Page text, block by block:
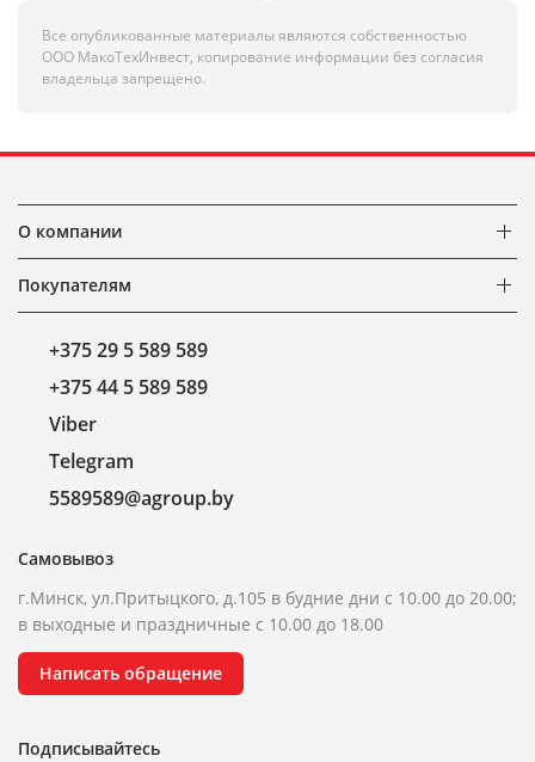
Все опубликованные материалы являются собственностью
ООО МакоТехИнвест, копирование информации без согласия
владельца запрещено.
О компании
Покупателям
+375 29 5 589 589
+375 44 5 589 589
Viber
Telegram
5589589@agroup.by
Самовывоз
г.Минск, ул.Притыцкого, д.105 в будние дни с 10.00 до 20.00;
в выходные и праздничные с 10.00 до 18.00
Написать обращение
Подписывайтесь